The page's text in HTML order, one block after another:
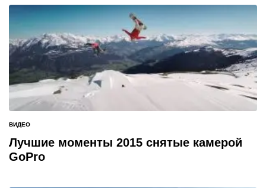
ОПУБЛИКОВАНО
В
ВИДЕО
Лучшие моменты 2015 снятые камерой
GoPro